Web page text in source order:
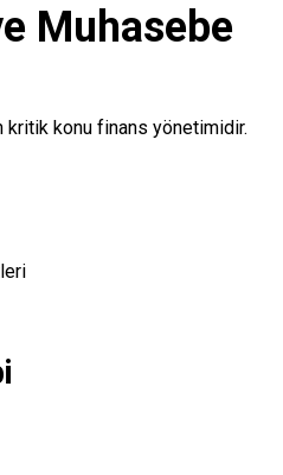
Muhasebe
kritik konu finans yönetimidir.